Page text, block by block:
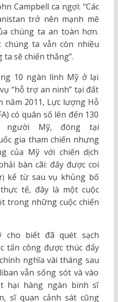
Campbell ca ngợi: “Các
trở nên mạnh mẽ
chúng ta an toàn hơn.
ta vẫn còn nhiều
sẽ chiến thắng”.
10 ngàn lính Mỹ ở lại
“hỗ trợ an ninh” tại đất
năm 2011, Lực lượng Hỗ
có quân số lên đến 130
người Mỹ, đóng tại
gia tham chiến nhưng
của Mỹ với chiến dịch
bàn cãi: đấy được coi
kể từ sau vụ khủng bố
tế, đây là một cuộc
trong những cuộc chiến
cho biết đã quét sạch
tấn công được thúc đẩy
nghĩa vài tháng sau
vẫn sống sót và vào
hại hàng ngàn binh sĩ
sĩ quan cảnh sát cũng